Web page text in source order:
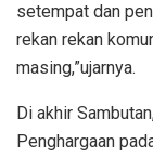
setempat dan
rekan rekan
masing,”ujarnya.
Di akhir
Penghargaan